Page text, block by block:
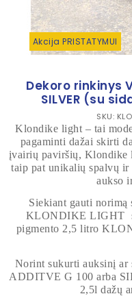
Akcija PRISTATYMUI
Dekoro rinkinys
SILVER (su
SKU:
Klondike light – tai
pagaminti dažai skirti
įvairių paviršių, Klondike
taip pat unikalių spalvų
aukso
Siekiant gauti norimą
KLONDIKE LIGHT
pigmento 2,5 litro
Norint sukurti auksinį
ADDITVE G 100 arba
2,5l dažų